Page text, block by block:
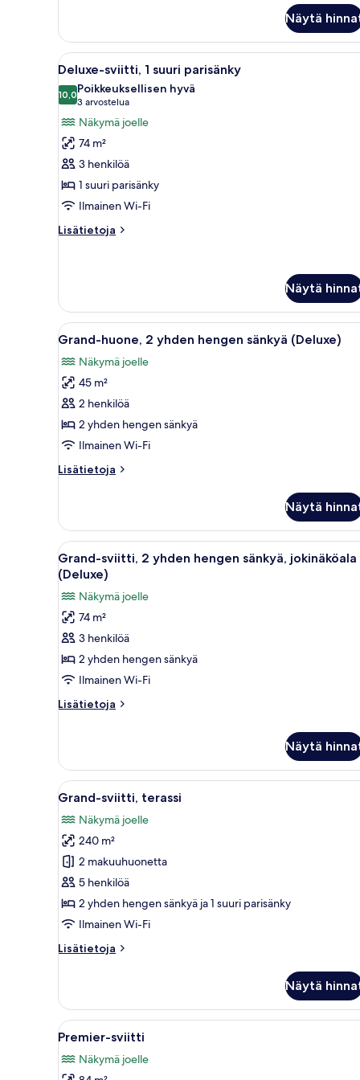
1
suuri
parisänky
Näytä
Avaa
kaikki
huonetyypin
Deluxe-
sviitti,
1
suuri
parisänky
kuvat
Hotellihuone, jossa on suuri
9
Deluxe-sviitti, 1 suuri parisänky
10,010,0 kautta 10
Poikkeuksellisen hyvä
3 arvostelua
(3
arvostelua)
Näkymä joelle
74 m²
3 henkilöä
1 suuri parisänky
Ilmainen Wi-Fi
Lisätietoja
Lisätietoja
suuri
parisänky
Näytä
Avaa
kaikki
huonetyypin
Grand-
huone,
2
yhden
sänkyä
Hyvin valaistu olohuone,
9
Grand-huone, 2 yhden hengen sänkyä (Deluxe)
Näkymä joelle
45 m²
2 henkilöä
2 yhden hengen sänkyä
Ilmainen Wi-Fi
Lisätietoja
Lisätietoja
2
yhden
hengen
sänkyä
(Deluxe)
Näytä
Avaa
kaikki
huonetyypin
Grand-
sviitti,
2
yhden
hengen
sänkyä,
jokinäköala
Hotellihuone, jossa on suuri
9
Grand-sviitti, 2 yhden hengen sänkyä, jokinäköala
(Deluxe)
Näkymä joelle
74 m²
3 henkilöä
2 yhden hengen sänkyä
Ilmainen Wi-Fi
Lisätietoja
Lisätietoja
2
yhden
hengen
sänkyä,
jokinäköala
(Deluxe)
Näytä
Avaa
kaikki
huonetyypin
Grand-
sviitti,
terassi
kuvat
Hotellihuone, jossa on suuri
11
Grand-sviitti, terassi
Näkymä joelle
240 m²
2 makuuhuonetta
5 henkilöä
2 yhden hengen sänkyä ja 1 suuri parisänky
Ilmainen Wi-Fi
Lisätietoja
Lisätietoja
terassi
Näytä
Avaa
kaikki
huonetyypin
Hotellihuone, jossa on suuri
10
Premier-sviitti
Näkymä joelle